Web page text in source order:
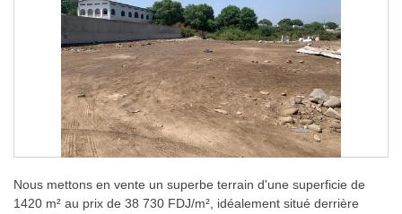
Nous mettons en vente un superbe terrain d'une superficie de
1420 m² au prix de 38 730 FDJ/m², idéalement situé derrière